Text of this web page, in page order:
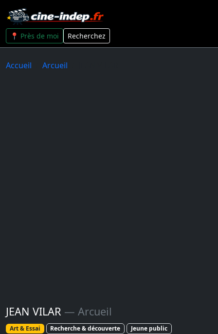
📍 Près de moi Recherchez
Accueil Arcueil
JEAN VILAR — Arcueil
Art & Essai Recherche & découverte
Jeune public